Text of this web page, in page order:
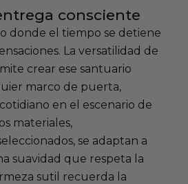
consciente
donde el tiempo se detiene
La versatilidad de
crear ese santuario
marco de puerta,
en el escenario de
materiales,
se adaptan a
suavidad que respeta la
sutil recuerda la